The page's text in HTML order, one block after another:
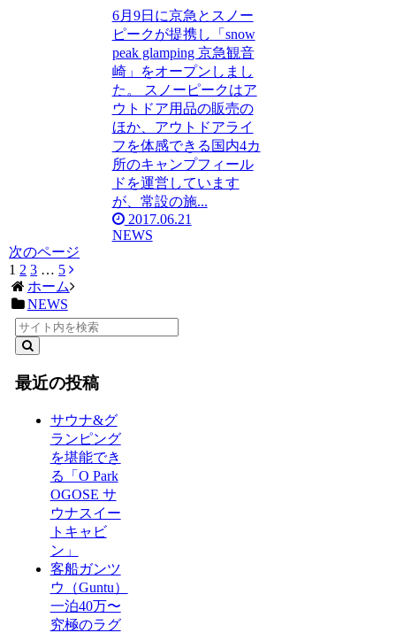
6月9日に京急とスノー
ピークが提携し「snow
peak glamping 京急観音
崎」をオープンしまし
た。 スノーピークはア
ウトドア用品の販売の
ほか、アウトドアライ
フを体感できる国内4カ
所のキャンプフィール
ドを運営しています
が、常設の施...
2017.06.21
NEWS
次のページ
1 2 3 … 5
ホーム
NEWS
最近の投稿
サウナ&グ
ランピング
を堪能でき
る「O Park
OGOSE サ
ウナスイー
トキャビ
ン」
客船ガンツ
ウ（Guntu）
一泊40万〜
究極のラグ